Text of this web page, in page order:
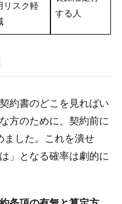
リスク軽
する人
約書のどこを見ればい
方のために、契約前に
ました。これを潰せ
」となる確率は劇的に